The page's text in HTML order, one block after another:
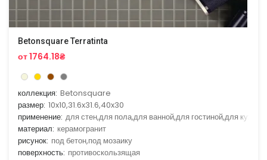
Betonsquare Terratinta
от 1764.18₴
коллекция: Betonsquare
размер: 10x10,31.6x31.6,40x30
применение: для стен,для пола,для ванной,для гостиной,для кухни
материал: керамогранит
рисунок: под бетон,под мозаику
поверхность: противоскользящая